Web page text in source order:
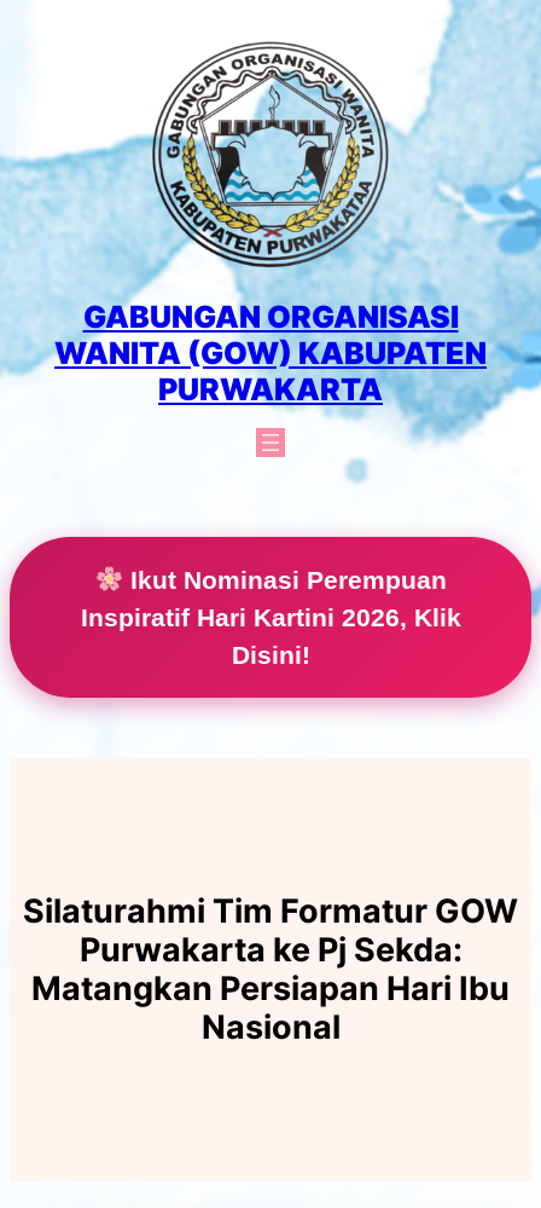
GABUNGAN ORGANISASI
WANITA (GOW) KABUPATEN
PURWAKARTA
Ikut Nominasi Perempuan
Inspiratif Hari Kartini 2026, Klik
Disini!
Silaturahmi Tim Formatur GOW
Purwakarta ke Pj Sekda:
Matangkan Persiapan Hari Ibu
Nasional